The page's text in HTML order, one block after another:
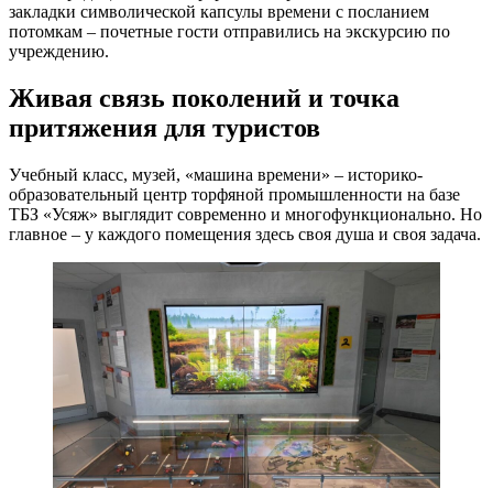
закладки символической капсулы времени с посланием
потомкам – почетные гости отправились на экскурсию по
учреждению.
Живая связь поколений и точка
притяжения для туристов
Учебный класс, музей, «машина времени» – историко-
образовательный центр торфяной промышленности на базе
ТБЗ «Усяж» выглядит современно и многофункционально. Но
главное – у каждого помещения здесь своя душа и своя задача.